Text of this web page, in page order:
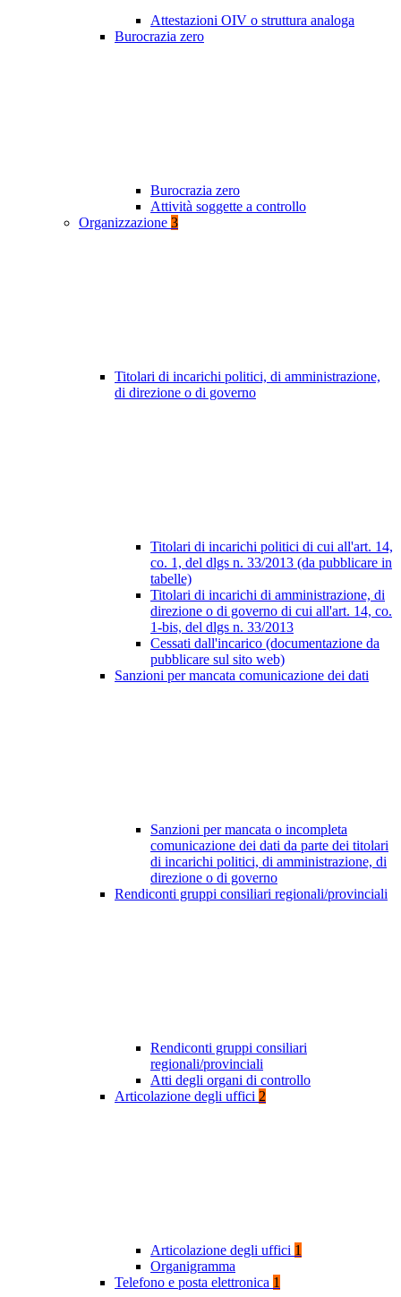
Attestazioni OIV o struttura analoga
Burocrazia zero
Burocrazia zero
Attività soggette a controllo
Organizzazione 3
Titolari di incarichi politici, di amministrazione,
di direzione o di governo
Titolari di incarichi politici di cui all'art. 14,
co. 1, del dlgs n. 33/2013 (da pubblicare in
tabelle)
Titolari di incarichi di amministrazione, di
direzione o di governo di cui all'art. 14, co.
1-bis, del dlgs n. 33/2013
Cessati dall'incarico (documentazione da
pubblicare sul sito web)
Sanzioni per mancata comunicazione dei dati
Sanzioni per mancata o incompleta
comunicazione dei dati da parte dei titolari
di incarichi politici, di amministrazione, di
direzione o di governo
Rendiconti gruppi consiliari regionali/provinciali
Rendiconti gruppi consiliari
regionali/provinciali
Atti degli organi di controllo
Articolazione degli uffici 2
Articolazione degli uffici 1
Organigramma
Telefono e posta elettronica 1